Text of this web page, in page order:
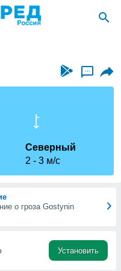
...
Северный
2
3 м/с
о гроза Gostynin
Установить